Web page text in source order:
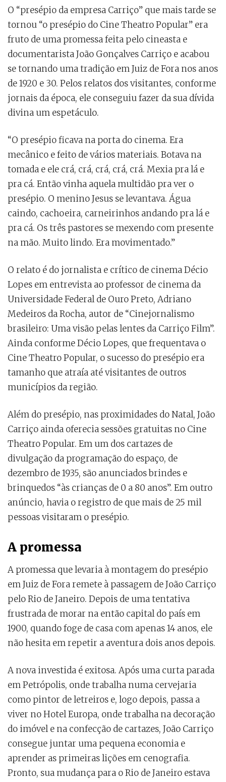
O “presépio da empresa Carriço” que mais tarde se
tornou “o presépio do Cine Theatro Popular” era
fruto de uma promessa feita pelo cineasta e
documentarista João Gonçalves Carriço e acabou
se tornando uma tradição em Juiz de Fora nos anos
de 1920 e 30. Pelos relatos dos visitantes, conforme
jornais da época, ele conseguiu fazer da sua dívida
divina um espetáculo.
“O presépio ficava na porta do cinema. Era
mecânico e feito de vários materiais. Botava na
tomada e ele crá, crá, crá, crá, crá. Mexia pra lá e
pra cá. Então vinha aquela multidão pra ver o
presépio. O menino Jesus se levantava. Água
caindo, cachoeira, carneirinhos andando pra lá e
pra cá. Os três pastores se mexendo com presente
na mão. Muito lindo. Era movimentado.”
O relato é do jornalista e crítico de cinema Décio
Lopes em entrevista ao professor de cinema da
Universidade Federal de Ouro Preto, Adriano
Medeiros da Rocha, autor de “Cinejornalismo
brasileiro: Uma visão pelas lentes da Carriço Film”.
Ainda conforme Décio Lopes, que frequentava o
Cine Theatro Popular, o sucesso do presépio era
tamanho que atraía até visitantes de outros
municípios da região.
Além do presépio, nas proximidades do Natal, João
Carriço ainda oferecia sessões gratuitas no Cine
Theatro Popular. Em um dos cartazes de
divulgação da programação do espaço, de
dezembro de 1935, são anunciados brindes e
brinquedos “às crianças de 0 a 80 anos”. Em outro
anúncio, havia o registro de que mais de 25 mil
pessoas visitaram o presépio.
A promessa
A promessa que levaria à montagem do presépio
em Juiz de Fora remete à passagem de João Carriço
pelo Rio de Janeiro. Depois de uma tentativa
frustrada de morar na então capital do país em
1900, quando foge de casa com apenas 14 anos, ele
não hesita em repetir a aventura dois anos depois.
A nova investida é exitosa. Após uma curta parada
em Petrópolis, onde trabalha numa cervejaria
como pintor de letreiros e, logo depois, passa a
viver no Hotel Europa, onde trabalha na decoração
do imóvel e na confecção de cartazes, João Carriço
consegue juntar uma pequena economia e
aprender as primeiras lições em cenografia.
Pronto, sua mudança para o Rio de Janeiro estava